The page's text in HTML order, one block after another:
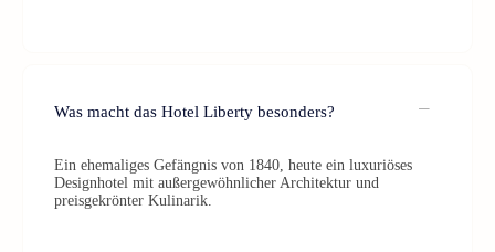
Was macht das Hotel Liberty besonders?
Ein ehemaliges Gefängnis von 1840, heute ein luxuriöses
Designhotel mit außergewöhnlicher Architektur und
preisgekrönter Kulinarik.